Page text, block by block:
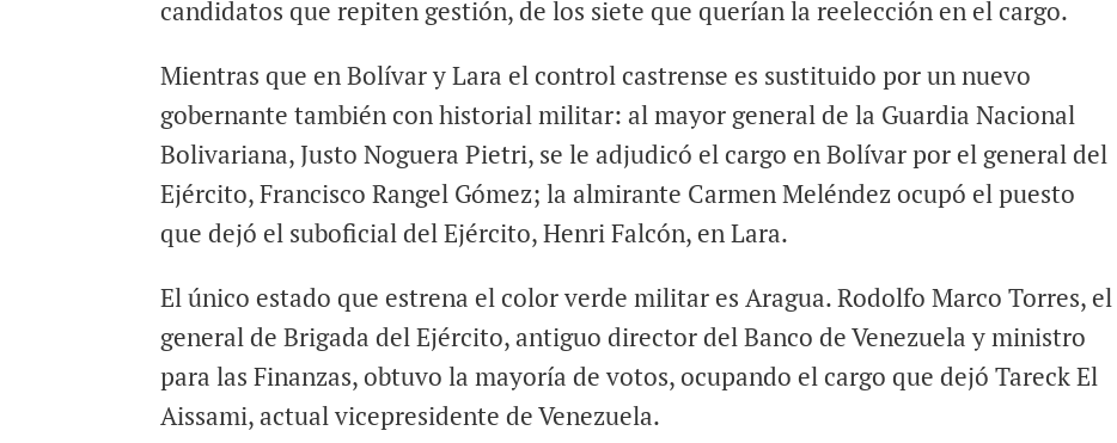
candidatos que repiten gestión, de los siete que querían la reelección en el cargo.
Mientras que en Bolívar y Lara el control castrense es sustituido por un nuevo
gobernante también con historial militar: al mayor general de la Guardia Nacional
Bolivariana, Justo Noguera Pietri, se le adjudicó el cargo en Bolívar por el general del
Ejército, Francisco Rangel Gómez; la almirante Carmen Meléndez ocupó el puesto
que dejó el suboficial del Ejército, Henri Falcón, en Lara.
El único estado que estrena el color verde militar es Aragua. Rodolfo Marco Torres, el
general de Brigada del Ejército, antiguo director del Banco de Venezuela y ministro
para las Finanzas, obtuvo la mayoría de votos, ocupando el cargo que dejó Tareck El
Aissami, actual vicepresidente de Venezuela.